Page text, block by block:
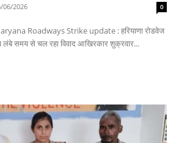
06/2026 0
Roadways Strike update : हरियाणा रोडवेज
लंबे समय से चल रहा विवाद आखिरकार शुक्रवार...